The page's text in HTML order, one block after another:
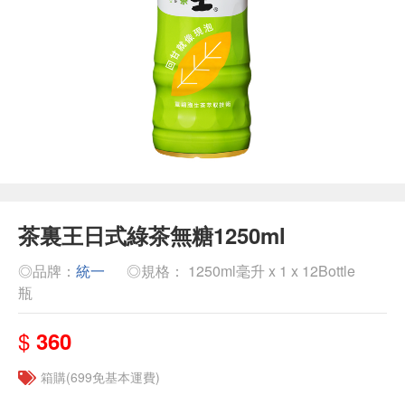
茶裏王日式綠茶無糖1250ml
◎品牌： 統一
◎規格： 1250ml毫升 x 1 x 12Bottle
瓶
$ 360
箱購(699免基本運費)